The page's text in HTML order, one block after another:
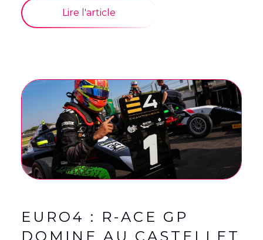
Lire l'article
EURO4 : R-ACE GP
DOMINE AU CASTELLET